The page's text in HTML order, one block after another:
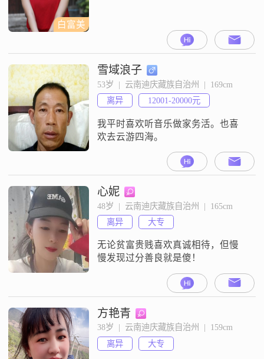
白富美
雪域浪子
53岁  |  云南迪庆藏族自治州  |  169cm
离异
12001-20000元
我平时喜欢听音乐做家务活。也喜
欢去云游四海。
心妮
48岁  |  云南迪庆藏族自治州  |  165cm
离异
大专
无论贫富贵贱喜欢真诚相待，但慢
慢发现过分善良就是傻！
方艳青
38岁  |  云南迪庆藏族自治州  |  159cm
离异
大专